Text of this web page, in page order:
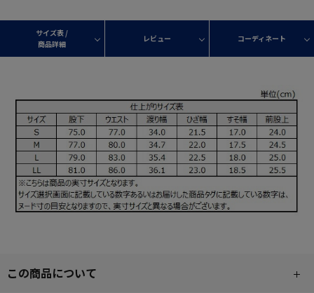
サイズ表 /
商品詳細
レビュー コーディネート
この商品について